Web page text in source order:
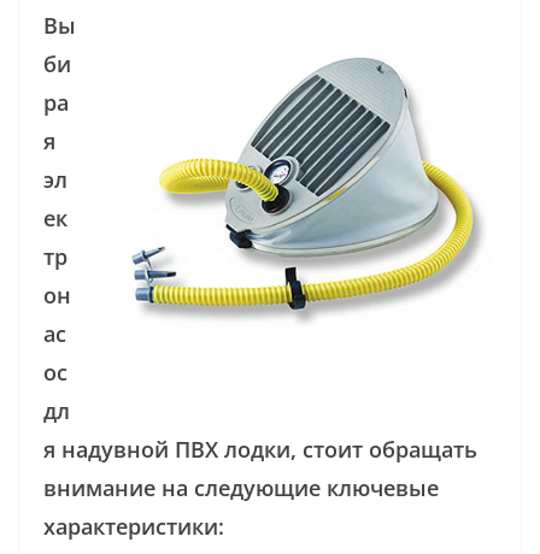
Вы
би
ра
я
эл
ек
тр
он
ас
ос
дл
я надувной ПВХ лодки, стоит обращать
внимание на следующие ключевые
характеристики: